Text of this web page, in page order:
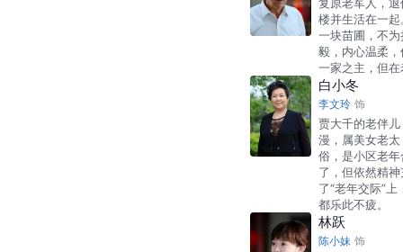
复原老军人，
楼并生活在一
一块苗圃，不
毅，内心温柔
一家之主，但
白小冬
李文玲 饰
贾大千的老伴
漫，属美女老
俗，是小区老
了，但依然精
了“老年交际”
都乐此不疲。
林跃
陈小妹 饰